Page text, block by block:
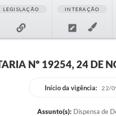
LEGISLAÇÃO INTERAÇÃO
Nº 19254, 24 DE
Início da vigência: 22/
Assunto(s): Dispensa de